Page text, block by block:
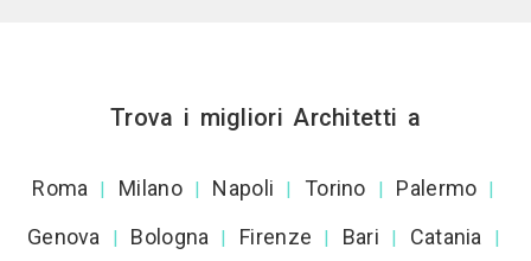
Trova i migliori Architetti a
Roma | Milano | Napoli | Torino | Palermo |
Genova | Bologna | Firenze | Bari | Catania |